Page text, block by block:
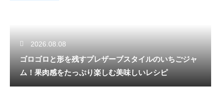
2026.08.08
ゴロゴロと形を残すプレザーブスタイルのいちごジャ
ム！果肉感をたっぷり楽しむ美味しいレシピ